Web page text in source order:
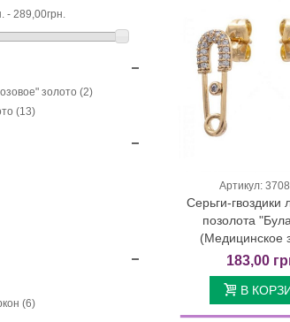
- 289,00грн.
золото (2)
(13)
(6)
Быстрый
Артикул:
Серьги-гвоздики
позолота
(Медицинское
183,00
В